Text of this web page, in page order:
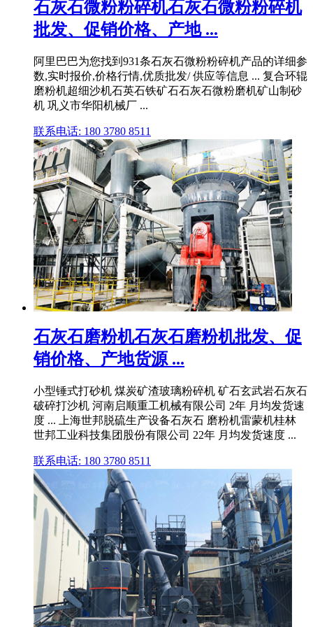
石灰石微粉粉碎机石灰石微粉粉碎机
批发、促销价格、产地 ...
阿里巴巴为您找到931条石灰石微粉粉碎机产品的详细参
数,实时报价,价格行情,优质批发/ 供应等信息 ... 复合环辊
磨粉机超细沙机石英石铁矿石石灰石微粉磨机矿山制砂
机 巩义市华阳机械厂 ...
联系电话: 180 3780 8511
石灰石磨粉机石灰石磨粉机批发、促
销价格、产地货源 ...
小型锤式打砂机 煤炭矿渣玻璃粉碎机 矿石玄武岩石灰石
破碎打沙机 河南启顺重工机械有限公司 2年 月均发货速
度 ... 上海世邦脱硫生产设备石灰石 磨粉机雷蒙机桂林
世邦工业科技集团股份有限公司 22年 月均发货速度 ...
联系电话: 180 3780 8511